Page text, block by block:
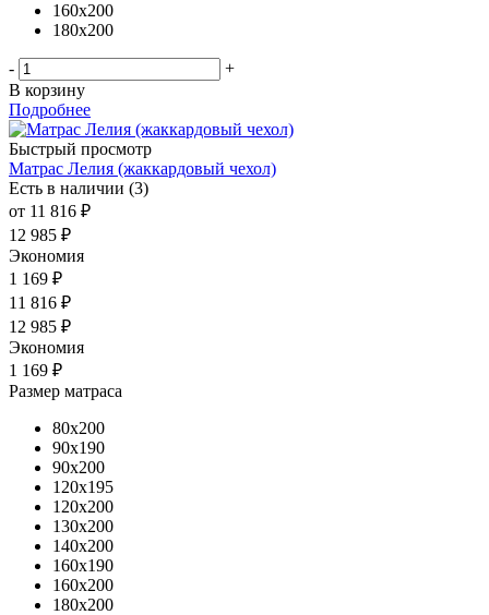
160x200
180x200
-
+
В корзину
Подробнее
Быстрый просмотр
Матрас Лелия (жаккардовый чехол)
Есть в наличии (3)
от 11 816 ₽
12 985 ₽
Экономия
1 169 ₽
11 816 ₽
12 985 ₽
Экономия
1 169 ₽
Размер матраса
80x200
90x190
90x200
120x195
120x200
130x200
140x200
160x190
160x200
180x200